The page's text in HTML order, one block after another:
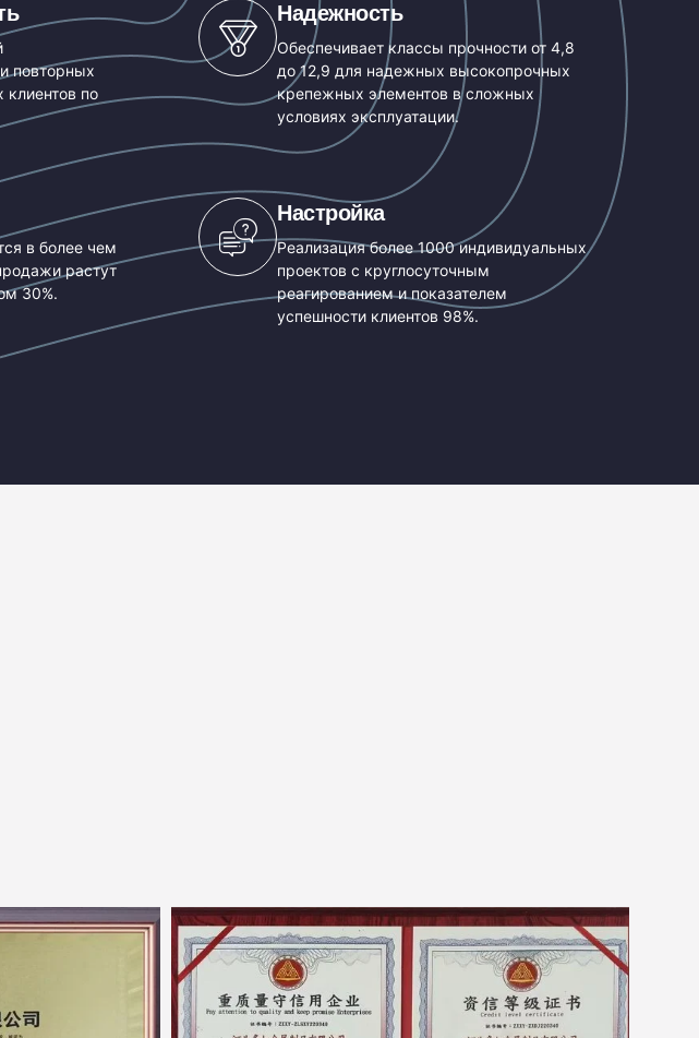
повторных
клиентов по
Надежность
Обеспечивает классы прочности от 4,8
до 12,9 для надежных высокопрочных
крепежных элементов в сложных
условиях эксплуатации.
в более чем
растут
30%.
Настройка
Реализация более 1000 индивидуальных
проектов с круглосуточным
реагированием и показателем
успешности клиентов 98%.